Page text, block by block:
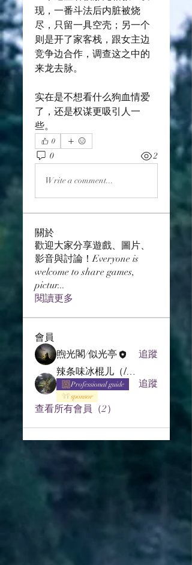
现，一番斗法后内脏被烧
尽，只留一具空壳；另一个
则是开了家客栈，跟女主边
竞争边合作，调查这之中的
来龙去脉。
实在是不想看什么狗血情爱
了，还是权谋更吸引人一
些。
0
0 2
Write a comment...
關於
歡迎大家分享遊戲、圖片、
影音與討論！Everyone is
welcome to share games,
pictur...
閱讀更多
會員
煦光閣/似光亭
追蹤
辣条味冰棍儿（lof别玩了要氪金的）
Professional guide
sponsor
追蹤
查看所有會員（2）